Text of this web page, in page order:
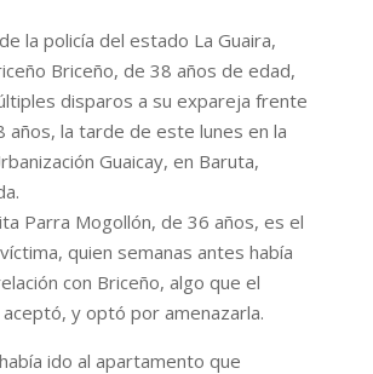
la policía del estado La Guaira,
Briceño, de 38 años de edad,
disparos a su expareja frente
años, la tarde de este lunes en la
Guaicay, en Baruta,
Parra Mogollón, de 36 años, es el
quien semanas antes había
con Briceño, algo que el
aceptó, y optó por amenazarla.
ido al apartamento que